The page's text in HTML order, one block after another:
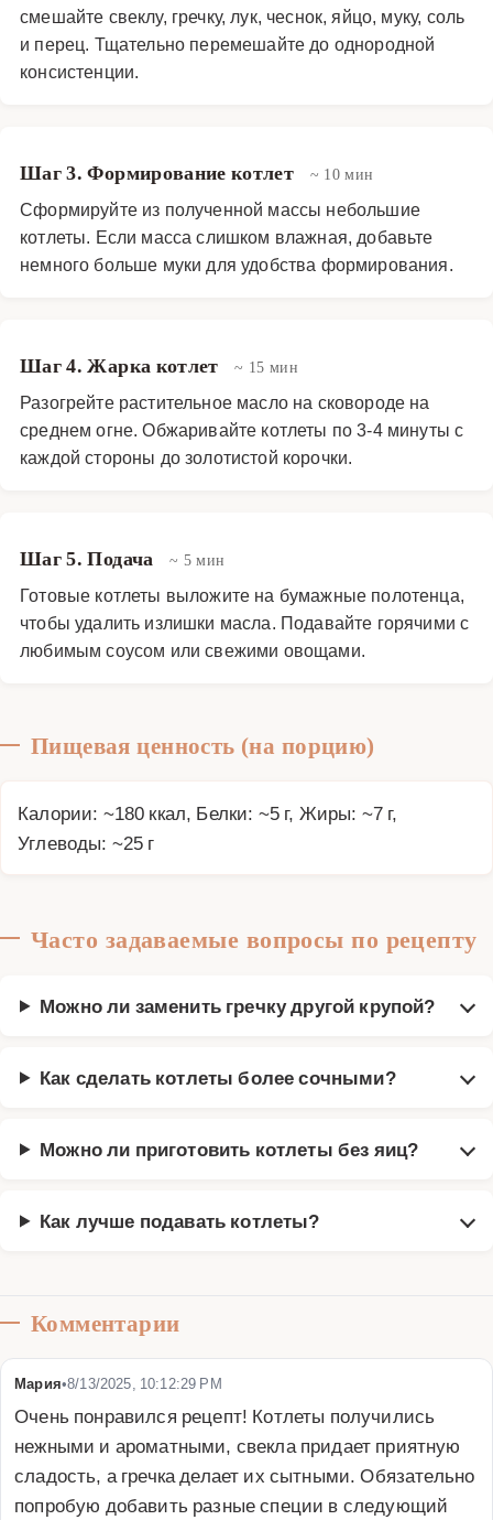
смешайте свеклу, гречку, лук, чеснок, яйцо, муку, соль
и перец. Тщательно перемешайте до однородной
консистенции.
Шаг 3. Формирование котлет ~ 10 мин
Сформируйте из полученной массы небольшие
котлеты. Если масса слишком влажная, добавьте
немного больше муки для удобства формирования.
Шаг 4. Жарка котлет ~ 15 мин
Разогрейте растительное масло на сковороде на
среднем огне. Обжаривайте котлеты по 3-4 минуты с
каждой стороны до золотистой корочки.
Шаг 5. Подача ~ 5 мин
Готовые котлеты выложите на бумажные полотенца,
чтобы удалить излишки масла. Подавайте горячими с
любимым соусом или свежими овощами.
Пищевая ценность (на порцию)
Калории: ~180 ккал, Белки: ~5 г, Жиры: ~7 г,
Углеводы: ~25 г
Часто задаваемые вопросы по рецепту
Можно ли заменить гречку другой крупой?
Как сделать котлеты более сочными?
Можно ли приготовить котлеты без яиц?
Как лучше подавать котлеты?
Комментарии
Мария•8/13/2025, 10:12:29 PM
Очень понравился рецепт! Котлеты получились
нежными и ароматными, свекла придает приятную
сладость, а гречка делает их сытными. Обязательно
попробую добавить разные специи в следующий